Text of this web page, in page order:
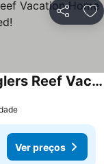
Partilhar
Fall Special- $1500/week! Anglers Reef Vacation Home With Boat Slip Included!
Ver preços